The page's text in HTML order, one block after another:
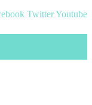
TwitterYoutube